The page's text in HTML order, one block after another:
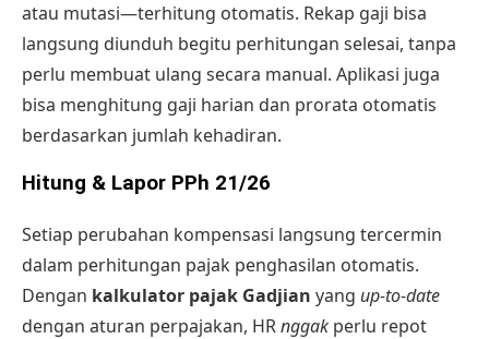
atau mutasi—terhitung otomatis. Rekap gaji bisa
langsung diunduh begitu perhitungan selesai, tanpa
perlu membuat ulang secara manual. Aplikasi juga
bisa menghitung gaji harian dan prorata otomatis
berdasarkan jumlah kehadiran.
Hitung & Lapor PPh 21/26
Setiap perubahan kompensasi langsung tercermin
dalam perhitungan pajak penghasilan otomatis.
Dengan kalkulator pajak Gadjian yang up-to-date
dengan aturan perpajakan, HRnggak perlu repot